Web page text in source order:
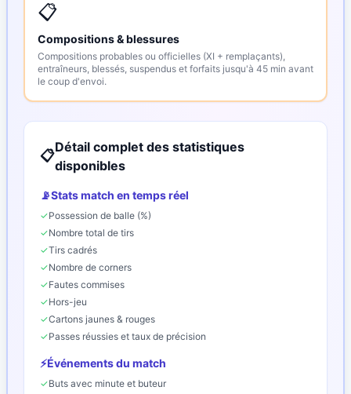
📋
Compositions & blessures
Compositions probables ou officielles (XI + remplaçants),
entraîneurs, blessés, suspendus et forfaits jusqu'à 45 min avant
le coup d'envoi.
📋
Détail complet des statistiques
disponibles
📡Stats match en temps réel
✓Possession de balle (%)
✓Nombre total de tirs
✓Tirs cadrés
✓Nombre de corners
✓Fautes commises
✓Hors-jeu
✓Cartons jaunes & rouges
✓Passes réussies et taux de précision
⚡Événements du match
✓Buts avec minute et buteur